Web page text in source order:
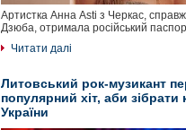
Артистка Анна Asti з Черкас,
Дзюба, отримала російський
Читати далі
Литовський рок-музикант
популярний хіт, аби
України